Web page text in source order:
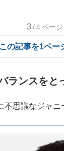
カー日本代表・森
3/4ページ
この記事を1ペー
ランスをと
思議なジャニ